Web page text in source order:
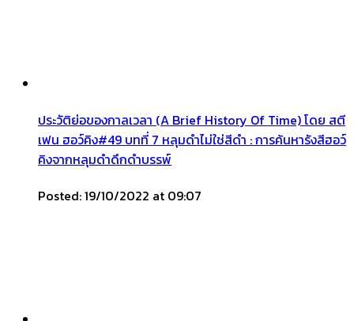
ประวัติย่อของกาลเวลา (A Brief History Of Time) โดย สตี
เฟน ฮอว์คิง#49 บทที่ 7 หลุมดำไม่ใช่สีดำ : การค้นหารังสีฮอว์
คิงจากหลุมดำดึกดำบรรพ์
Posted: 19/10/2022 at 09:07